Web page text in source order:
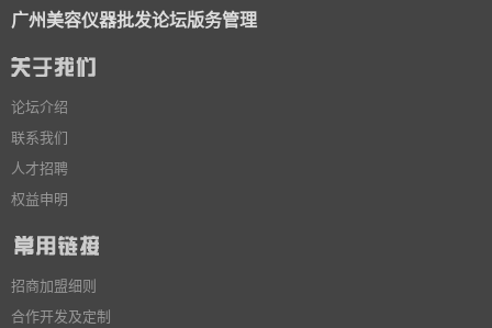
广州美容仪器批发论坛版务管理
论坛介绍
联系我们
人才招聘
权益申明
招商加盟细则
合作开发及定制